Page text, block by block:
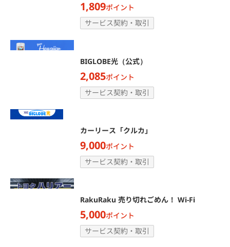
1,809ポイント
サービス契約・取引
BIGLOBE光（公式）
2,085ポイント
サービス契約・取引
カーリース「クルカ」
9,000ポイント
サービス契約・取引
RakuRaku 売り切れごめん！ Wi-Fi
5,000ポイント
サービス契約・取引